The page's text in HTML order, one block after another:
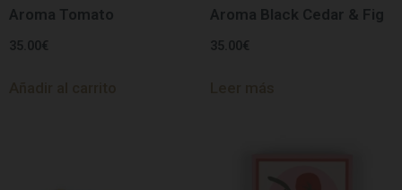
Aroma Tomato
35.00€
Aroma Black Cedar & Fig
35.00€